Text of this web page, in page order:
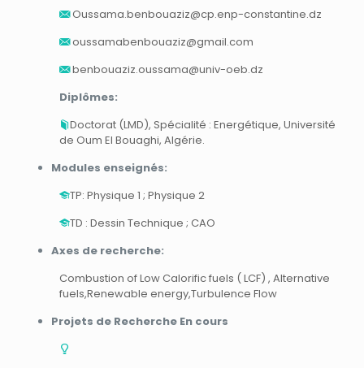
Oussama.benbouaziz@cp.enp-constantine.dz
oussamabenbouaziz@gmail.com
benbouaziz.oussama@univ-oeb.dz
Diplômes:
Doctorat (LMD), Spécialité : Energétique, Université
de Oum El Bouaghi, Algérie.
Modules enseignés:
TP: Physique 1 ; Physique 2
TD : Dessin Technique ; CAO
Axes de recherche:
Combustion of Low Calorific fuels ( LCF) , Alternative
fuels,Renewable energy,Turbulence Flow
Projets de Recherche En cours